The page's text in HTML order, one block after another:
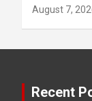
August 7,
Recent